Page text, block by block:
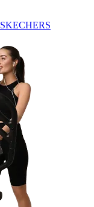
SKECHERS